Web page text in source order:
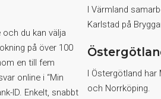
du kan välja
på över 100
en till fem
online i “Min
ID. Enkelt, snabbt
I Värmland
Karlstad på
I Östergötland har
och Norrköping.